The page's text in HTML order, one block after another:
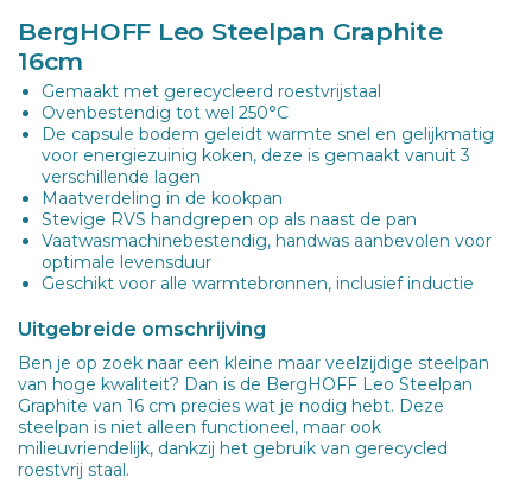
BergHOFF Leo Steelpan Graphite
16cm
Gemaakt met gerecycleerd roestvrijstaal
Ovenbestendig tot wel 250°C
De capsule bodem geleidt warmte snel en gelijkmatig
voor energiezuinig koken, deze is gemaakt vanuit 3
verschillende lagen
Maatverdeling in de kookpan
Stevige RVS handgrepen op als naast de pan
Vaatwasmachinebestendig, handwas aanbevolen voor
optimale levensduur
Geschikt voor alle warmtebronnen, inclusief inductie
Uitgebreide omschrijving
Ben je op zoek naar een kleine maar veelzijdige steelpan
van hoge kwaliteit? Dan is de BergHOFF Leo Steelpan
Graphite van 16 cm precies wat je nodig hebt. Deze
steelpan is niet alleen functioneel, maar ook
milieuvriendelijk, dankzij het gebruik van gerecycled
roestvrij staal.